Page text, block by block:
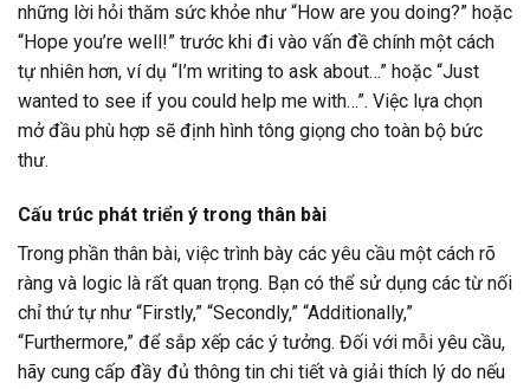
những lời hỏi thăm sức khỏe như “How are you doing?” hoặc
“Hope you’re well!” trước khi đi vào vấn đề chính một cách
tự nhiên hơn, ví dụ “I’m writing to ask about…” hoặc “Just
wanted to see if you could help me with…”. Việc lựa chọn
mở đầu phù hợp sẽ định hình tông giọng cho toàn bộ bức
thư.
Cấu trúc phát triển ý trong thân bài
Trong phần thân bài, việc trình bày các yêu cầu một cách rõ
ràng và logic là rất quan trọng. Bạn có thể sử dụng các từ nối
chỉ thứ tự như “Firstly,” “Secondly,” “Additionally,”
“Furthermore,” để sắp xếp các ý tưởng. Đối với mỗi yêu cầu,
hãy cung cấp đầy đủ thông tin chi tiết và giải thích lý do nếu